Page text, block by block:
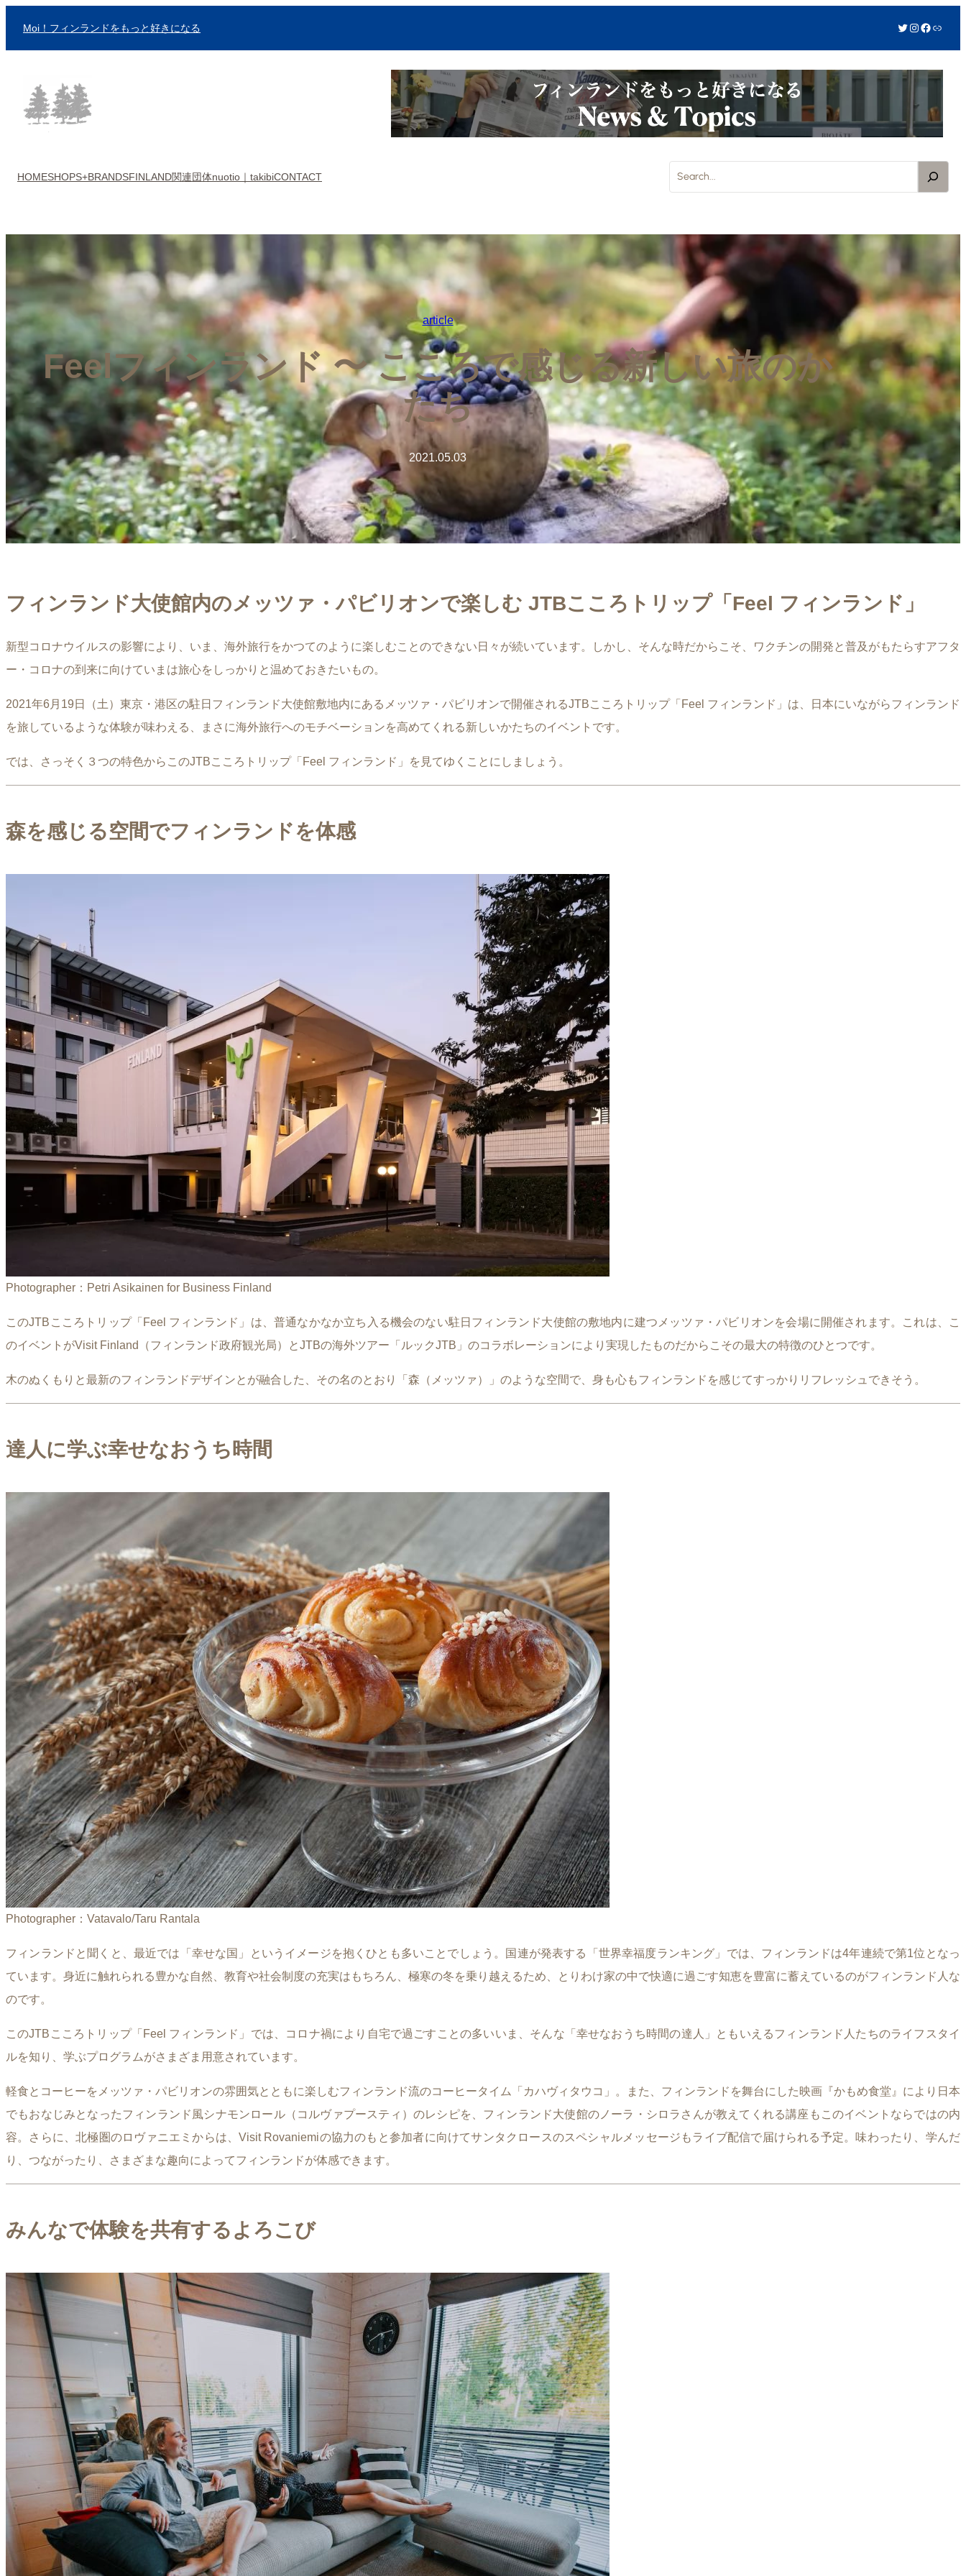
を
Moi！フィンランドをもっと好きになる Twitter Instagram Facebook リンク
HOMESHOPS+BRANDSFINLAND関連団体nuotio｜takibiCONTACT
article
Feelフィンランド 〜 こころで感じる新しい旅のか
たち
2021.05.03
フィンランド大使館内のメッツァ・パビリオンで楽しむ JTBこころトリップ「Feel フィンランド」
新型コロナウイルスの影響により、いま、海外旅行をかつてのように楽しむことのできない日々が続いています。しかし、そんな時だからこそ、ワクチンの開発と普及がもたらすアフタ
ー・コロナの到来に向けていまは旅心をしっかりと温めておきたいもの。
2021年6月19日（土）東京・港区の駐日フィンランド大使館敷地内にあるメッツァ・パビリオンで開催されるJTBこころトリップ「Feel フィンランド」は、日本にいながらフィンランド
を旅しているような体験が味わえる、まさに海外旅行へのモチベーションを高めてくれる新しいかたちのイベントです。
では、さっそく３つの特色からこのJTBこころトリップ「Feel フィンランド」を見てゆくことにしましょう。
森を感じる空間でフィンランドを体感
Photographer：Petri Asikainen for Business Finland
このJTBこころトリップ「Feel フィンランド」は、普通なかなか立ち入る機会のない駐日フィンランド大使館の敷地内に建つメッツァ・パビリオンを会場に開催されます。これは、こ
のイベントがVisit Finland（フィンランド政府観光局）とJTBの海外ツアー「ルックJTB」のコラボレーションにより実現したものだからこその最大の特徴のひとつです。
木のぬくもりと最新のフィンランドデザインとが融合した、その名のとおり「森（メッツァ）」のような空間で、身も心もフィンランドを感じてすっかりリフレッシュできそう。
達人に学ぶ幸せなおうち時間
Photographer：Vatavalo/Taru Rantala
フィンランドと聞くと、最近では「幸せな国」というイメージを抱くひとも多いことでしょう。国連が発表する「世界幸福度ランキング」では、フィンランドは4年連続で第1位となっ
ています。身近に触れられる豊かな自然、教育や社会制度の充実はもちろん、極寒の冬を乗り越えるため、とりわけ家の中で快適に過ごす知恵を豊富に蓄えているのがフィンランド人な
のです。
このJTBこころトリップ「Feel フィンランド」では、コロナ禍により自宅で過ごすことの多いいま、そんな「幸せなおうち時間の達人」ともいえるフィンランド人たちのライフスタイ
ルを知り、学ぶプログラムがさまざま用意されています。
軽食とコーヒーをメッツァ・パビリオンの雰囲気とともに楽しむフィンランド流のコーヒータイム「カハヴィタウコ」。また、フィンランドを舞台にした映画『かもめ食堂』により日本
でもおなじみとなったフィンランド風シナモンロール（コルヴァプースティ）のレシピを、フィンランド大使館のノーラ・シロラさんが教えてくれる講座もこのイベントならではの内
容。さらに、北極圏のロヴァニエミからは、Visit Rovaniemiの協力のもと参加者に向けてサンタクロースのスペシャルメッセージもライブ配信で届けられる予定。味わったり、学んだ
り、つながったり、さまざまな趣向によってフィンランドが体感できます。
みんなで体験を共有するよろこび